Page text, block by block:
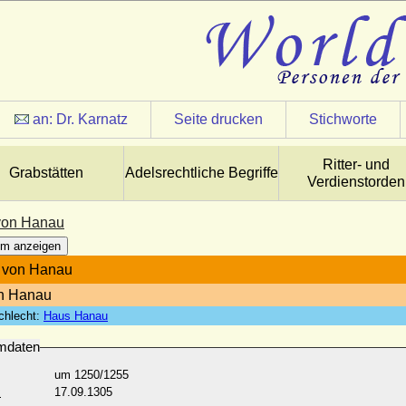
an: Dr. Karnatz Seite drucken Stichworte
Grabstätten Adelsrechtliche Begriffe
Ritter- und
Verdienstorden
Hanau
anzeigen
Hanau
Hanau
Haus Hanau
um 1250/1255
17.09.1305